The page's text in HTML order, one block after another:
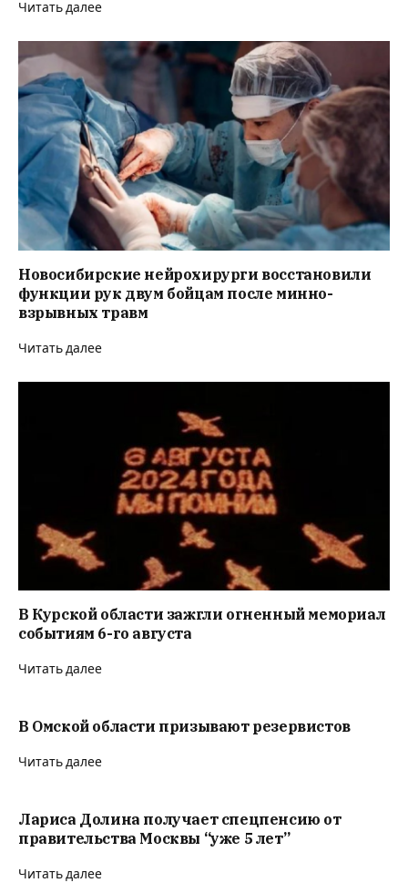
Читать далее
Новосибирские нейрохирурги восстановили
функции рук двум бойцам после минно-
взрывных травм
Читать далее
В Курской области зажгли огненный мемориал
событиям 6-го августа
Читать далее
В Омской области призывают резервистов
Читать далее
Лариса Долина получает спецпенсию от
правительства Москвы “уже 5 лет”
Читать далее